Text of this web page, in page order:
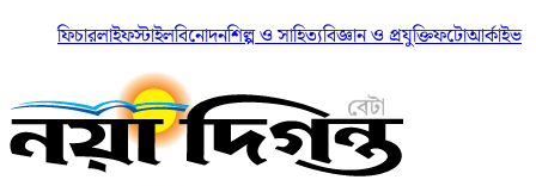
ফিচারলাইফস্টাইলবিনোদনশিল্প ও সাহিত্যবিজ্ঞান ও প্রযুক্তিফটোআর্কাইভ